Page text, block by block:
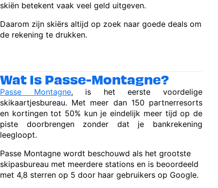
skiën betekent vaak veel geld uitgeven.
Daarom zijn skiërs altijd op zoek naar goede deals om
de rekening te drukken.
Wat is Passe-Montagne?
Passe Montagne, is het eerste voordelige
skikaartjesbureau. Met meer dan 150 partnerresorts
en kortingen tot 50% kun je eindelijk meer tijd op de
piste doorbrengen zonder dat je bankrekening
leegloopt.
Passe Montagne wordt beschouwd als het grootste
skipasbureau met meerdere stations en is beoordeeld
met 4,8 sterren op 5 door haar gebruikers op Google.